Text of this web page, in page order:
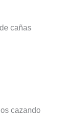
cañas
cazando